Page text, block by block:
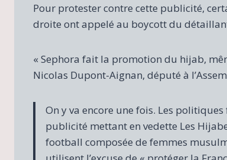
Pour protester contre cette publicité,
droite ont appelé au boycott du
« Sephora fait la promotion du hijab,
Nicolas Dupont-Aignan, député à
On y va encore une fois. Les
publicité mettant en vedette Les
football composée de femmes